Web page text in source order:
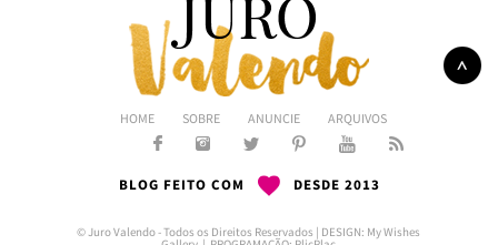
HOME SOBRE ANUNCIE ARQUIVOS
BLOG FEITO COM DESDE 2013
© Juro Valendo - Todos os Direitos Reservados | DESIGN: My Wishes